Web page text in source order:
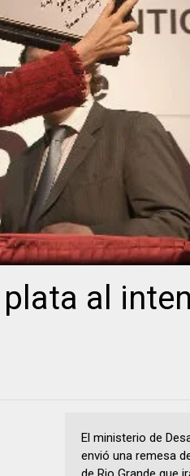
al
El ministerio de
envió una remesa